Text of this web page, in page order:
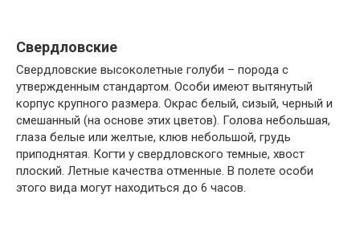
Свердловские
Свердловские высоколетные голуби – порода с
утвержденным стандартом. Особи имеют вытянутый
корпус крупного размера. Окрас белый, сизый, черный и
смешанный (на основе этих цветов). Голова небольшая,
глаза белые или желтые, клюв небольшой, грудь
приподнятая. Когти у свердловского темные, хвост
плоский. Летные качества отменные. В полете особи
этого вида могут находиться до 6 часов.